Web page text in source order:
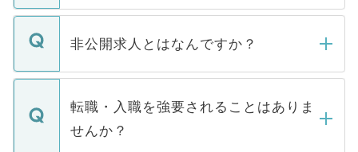
ご登録いただきましたら、弊社担当者がご
登録内容を確認し、その後メールもしくは
ます。通常、5営業日以内にはご連絡をせて
いただきますので、しばらくお待ちくださ
非公開求人とはなんですか？
マイナビDOCTORで取り扱っている求人の
うち約3割は、Webサイトからご覧いただ
けない「非公開求人」です。非公開求人は
下記の理由によって、一般には公開してい
転職・入職を強要されることはありま
せんか？